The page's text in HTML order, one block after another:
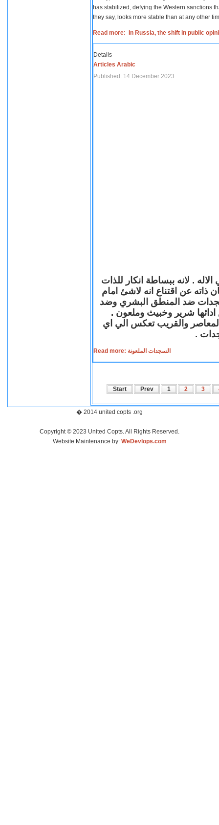
has stabilized, defying the Western sanctions
they say, looks more stable than at any other
Read more: In Russia, the shift in public
Details
Articles Arabic
Published: 14 December 2023
. لانه ببساطة انكار للذات
ذاته عن اقتناع انه لاشئ امام
ضد المنطق البشري وضد
ادائها شرير وخبيث وملعون .
المعاصر والقريب تعكس الي اي
.
Read more: السجدات الملعونة
Start Prev 1 2 3
� 2014 united copts .org
Copyright © 2023 United Copts. All Rights Reserved.
Website Maintenance by: WeDevlops.com